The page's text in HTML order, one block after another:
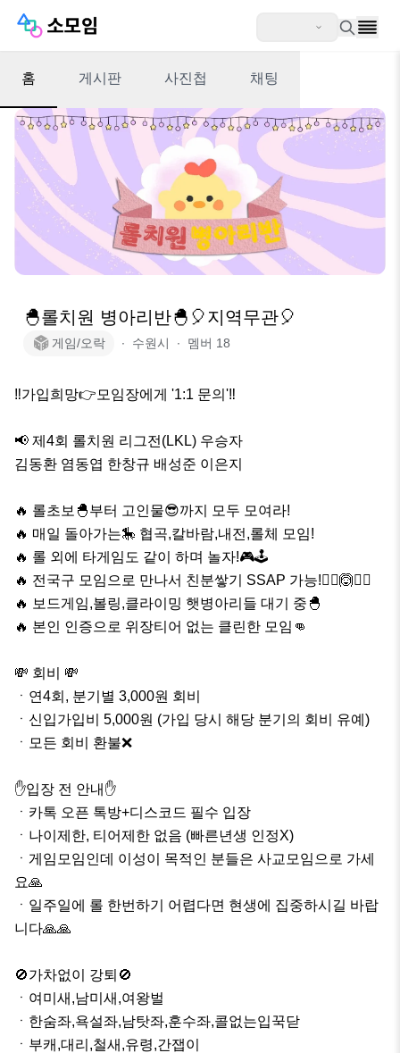
홈 게시판 사진첩 채팅
🐣롤치원 병아리반🐣🎈지역무관🎈
게임/오락 ∙ 수원시 ∙ 멤버 18
‼️가입희망👉모임장에게 '1:1 문의'‼️
📢 제4회 롤치원 리그전(LKL) 우승자
김동환 염동엽 한창규 배성준 이은지
🔥 롤초보🐣부터 고인물😎까지 모두 모여라!
🔥 매일 돌아가는🎠 협곡,칼바람,내전,롤체 모임!
🔥 롤 외에 타게임도 같이 하며 놀자!🎮🕹
🔥 전국구 모임으로 만나서 친분쌓기 SSAP 가능!🙆‍♂️🙆🙆‍♀️
🔥 보드게임,볼링,클라이밍 햇병아리들 대기 중🐣
🔥 본인 인증으로 위장티어 없는 클린한 모임👊
💸 회비 💸
ㆍ연4회, 분기별 3,000원 회비
ㆍ신입가입비 5,000원 (가입 당시 해당 분기의 회비 유예)
ㆍ모든 회비 환불❌️
✋️입장 전 안내✋️
ㆍ카톡 오픈 톡방+디스코드 필수 입장
ㆍ나이제한, 티어제한 없음 (빠른년생 인정X)
ㆍ게임모임인데 이성이 목적인 분들은 사교모임으로 가세
요🙏
ㆍ일주일에 롤 한번하기 어렵다면 현생에 집중하시길 바랍
니다🙏🙏
🚫가차없이 강퇴🚫
ㆍ여미새,남미새,여왕벌
ㆍ한숨좌,욕설좌,남탓좌,훈수좌,콜없는입꾹닫
ㆍ부캐,대리,철새,유령,간잽이